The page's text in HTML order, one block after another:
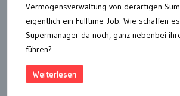
Vermögensverwaltung von derartigen
eigentlich ein Fulltime-Job. Wie schaffen
Supermanager da noch, ganz nebenbei
führen?
Weiterlesen